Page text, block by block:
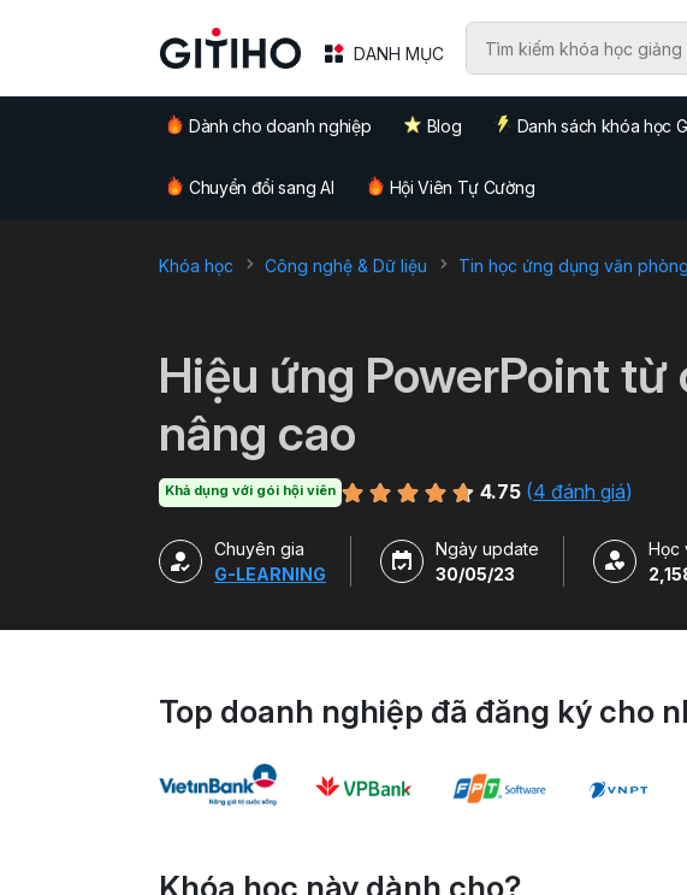
DANH MỤC
Dành cho doanh nghiệp Blog Danh sách khóa học
Chuyển đổi sang AI Hội Viên Tự Cường
Khóa học Công nghệ & Dữ liệu Tin học ứng dụng văn phòng
Hiệu ứng PowerPoint từ
nâng cao
Khả dụng với gói hội viên 4.75 (4 đánh giá)
Chuyên gia
G-LEARNING
Ngày update
30/05/23
Học
Top doanh nghiệp đã đăng ký cho
Khóa học này dành cho?